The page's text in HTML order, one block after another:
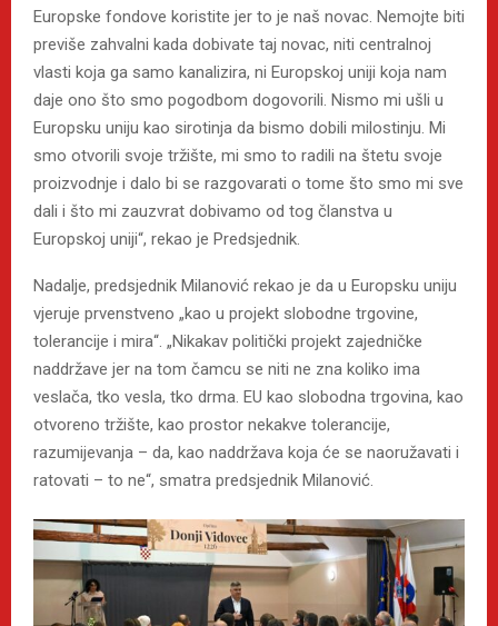
Europske fondove koristite jer to je naš novac. Nemojte biti
previše zahvalni kada dobivate taj novac, niti centralnoj
vlasti koja ga samo kanalizira, ni Europskoj uniji koja nam
daje ono što smo pogodbom dogovorili. Nismo mi ušli u
Europsku uniju kao sirotinja da bismo dobili milostinju. Mi
smo otvorili svoje tržište, mi smo to radili na štetu svoje
proizvodnje i dalo bi se razgovarati o tome što smo mi sve
dali i što mi zauzvrat dobivamo od tog članstva u
Europskoj uniji“, rekao je Predsjednik.
Nadalje, predsjednik Milanović rekao je da u Europsku uniju
vjeruje prvenstveno „kao u projekt slobodne trgovine,
tolerancije i mira“. „Nikakav politički projekt zajedničke
naddržave jer na tom čamcu se niti ne zna koliko ima
veslača, tko vesla, tko drma. EU kao slobodna trgovina, kao
otvoreno tržište, kao prostor nekakve tolerancije,
razumijevanja – da, kao naddržava koja će se naoružavati i
ratovati – to ne“, smatra predsjednik Milanović.